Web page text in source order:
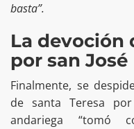
basta”.
La devoción
por san José
Finalmente, se
de santa Teresa
andariega “tomó